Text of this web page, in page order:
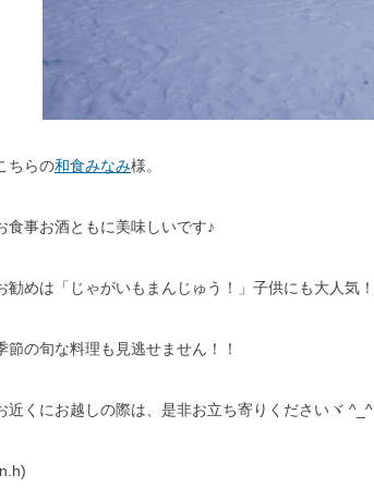
ちらの和食みなみ様。
食事お酒ともに美味しいです♪
勧めは「じゃがいもまんじゅう！」子供にも大人気！
節の旬な料理も見逃せません！！
近くにお越しの際は、是非お立ち寄りくださいヾ ^_^